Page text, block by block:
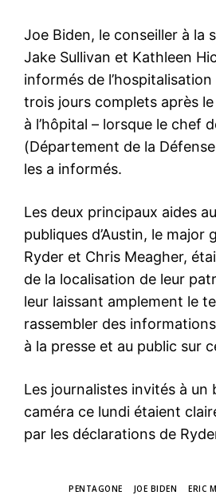
Joe Biden, le conseiller à la
Jake Sullivan et Kathleen
informés de
trois jours complets après
à l’hôpital – lorsque le chef
(Département de la
les a informés.
Les deux principaux aides
publiques d’Austin, le major
Ryder et Chris Meagher,
de la localisation de leur
leur laissant amplement le
rassembler des
à la presse et au public sur
Les journalistes invités à un
caméra ce lundi étaient
par les déclarations de
PENTAGONE JOE BIDEN ERIC